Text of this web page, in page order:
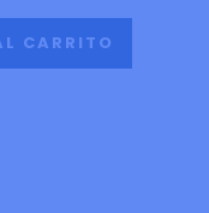
CARRITO